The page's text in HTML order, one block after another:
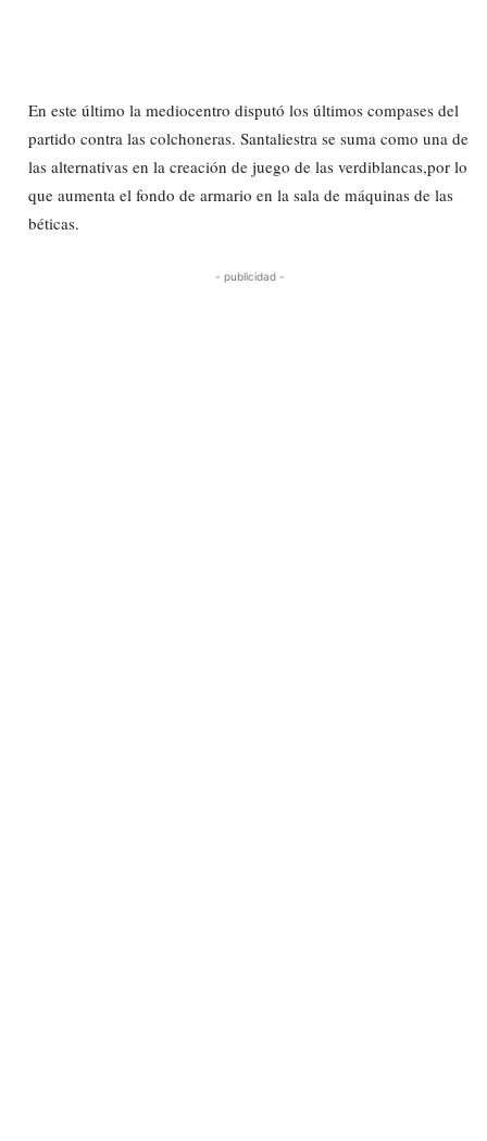
En este último la mediocentro disputó los últimos compases del
partido contra las colchoneras. Santaliestra se suma como una de
las alternativas en la creación de juego de las verdiblancas,por lo
que aumenta el fondo de armario en la sala de máquinas de las
béticas.
- publicidad -